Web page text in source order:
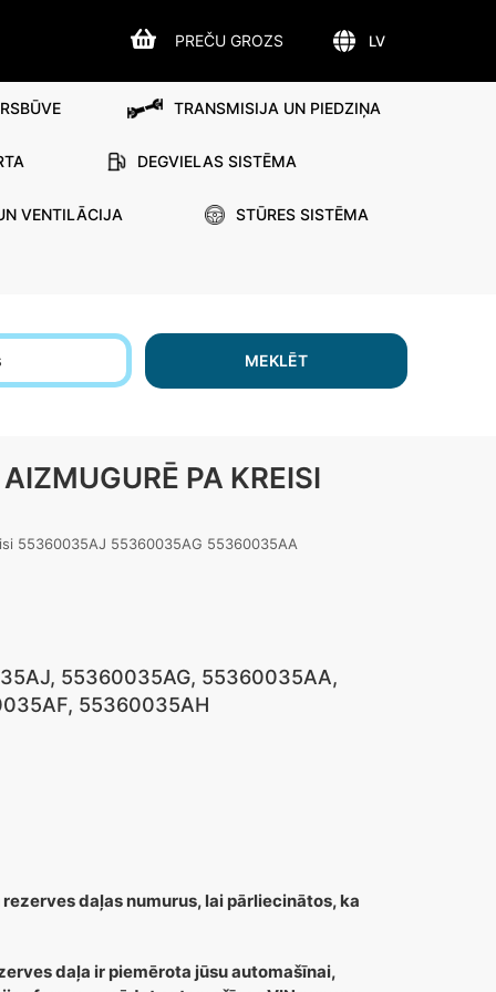
TRANSMISIJA UN PIEDZIŅA
DEGVIELAS SISTĒMA
VENTILĀCIJA STŪRES SISTĒMA
MEKLĒT
PA KREISI
55360035AJ 55360035AG 55360035AA
55360035AG, 55360035AA,
55360035AH
daļas numurus, lai pārliecinātos, ka
daļa ir piemērota jūsu automašīnai,
LV
PREČU GROZS